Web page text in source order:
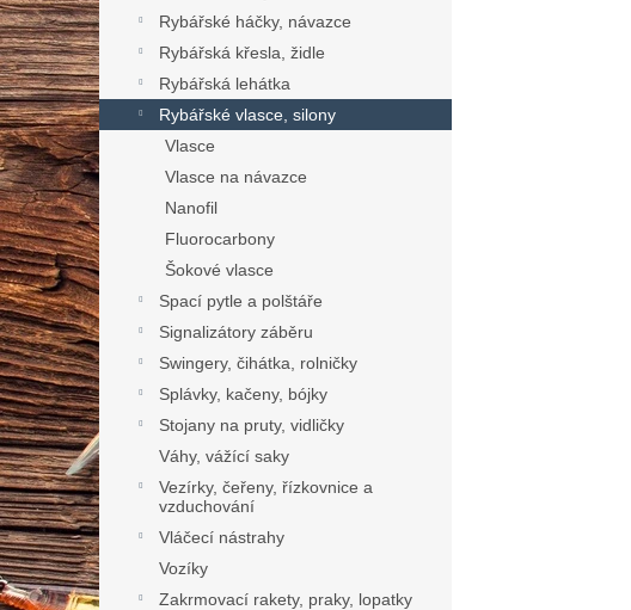
Rybářské háčky, návazce
Rybářská křesla, židle
Rybářská lehátka
Rybářské vlasce, silony
Vlasce
Vlasce na návazce
Nanofil
Fluorocarbony
Šokové vlasce
Spací pytle a polštáře
Signalizátory záběru
Swingery, čihátka, rolničky
Splávky, kačeny, bójky
Stojany na pruty, vidličky
Váhy, vážící saky
Vezírky, čeřeny, řízkovnice a
vzduchování
Vláčecí nástrahy
Vozíky
Zakrmovací rakety, praky, lopatky